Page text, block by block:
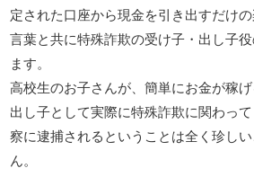
定された口座から現金を引き出すだけ
言葉と共に特殊詐欺の受け子・出し子
ます。
高校生のお子さんが、簡単にお金が稼
出し子として実際に特殊詐欺に関わっ
察に逮捕されるということは全く珍し
ん。